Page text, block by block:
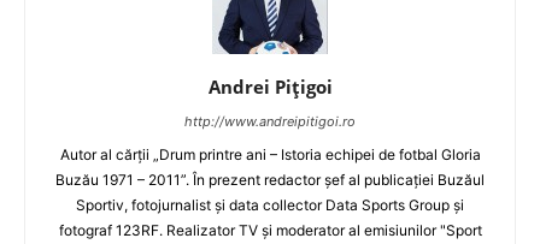
Andrei Pițigoi
http://www.andreipitigoi.ro
Autor al cărţii „Drum printre ani – Istoria echipei de fotbal Gloria
Buzău 1971 – 2011”. În prezent redactor şef al publicaţiei Buzăul
Sportiv, fotojurnalist şi data collector Data Sports Group şi
fotograf 123RF. Realizator TV şi moderator al emisiunilor "Sport